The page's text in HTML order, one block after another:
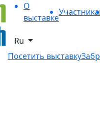
О
выставке
Ru
Посетить выставку